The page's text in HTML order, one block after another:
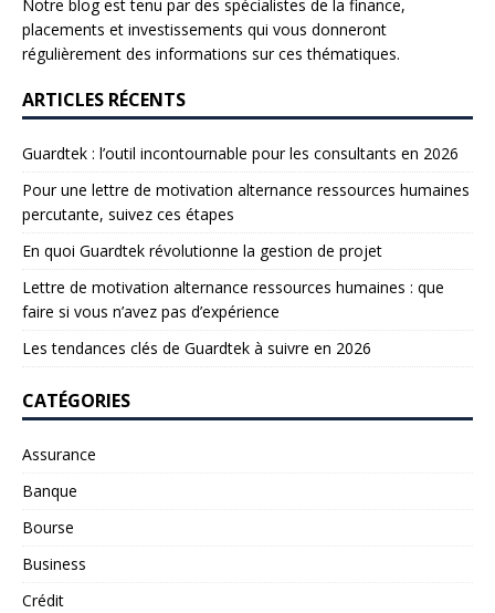
Notre blog est tenu par des spécialistes de la finance,
placements et investissements qui vous donneront
régulièrement des informations sur ces thématiques.
ARTICLES RÉCENTS
Guardtek : l’outil incontournable pour les consultants en 2026
Pour une lettre de motivation alternance ressources humaines
percutante, suivez ces étapes
En quoi Guardtek révolutionne la gestion de projet
Lettre de motivation alternance ressources humaines : que
faire si vous n’avez pas d’expérience
Les tendances clés de Guardtek à suivre en 2026
CATÉGORIES
Assurance
Banque
Bourse
Business
Crédit